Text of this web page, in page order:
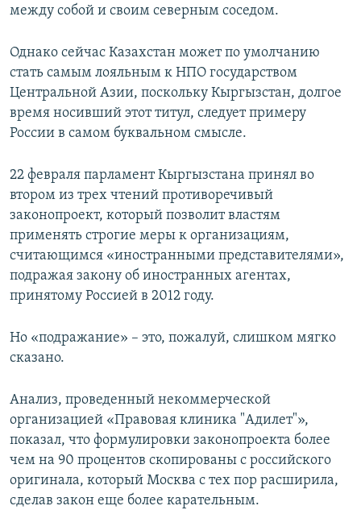
между собой и своим северным соседом.
Однако сейчас Казахстан может по умолчанию
стать самым лояльным к НПО государством
Центральной Азии, поскольку Кыргызстан, долгое
время носивший этот титул, следует примеру
России в самом буквальном смысле.
22 февраля парламент Кыргызстана принял во
втором из трех чтений противоречивый
законопроект, который позволит властям
применять строгие меры к организациям,
считающимся «иностранными представителями»,
подражая закону об иностранных агентах,
принятому Россией в 2012 году.
Но «подражание» – это, пожалуй, слишком мягко
сказано.
Анализ, проведенный некоммерческой
организацией «Правовая клиника "Адилет"»,
показал, что формулировки законопроекта более
чем на 90 процентов скопированы с российского
оригинала, который Москва с тех пор расширила,
сделав закон еще более карательным.